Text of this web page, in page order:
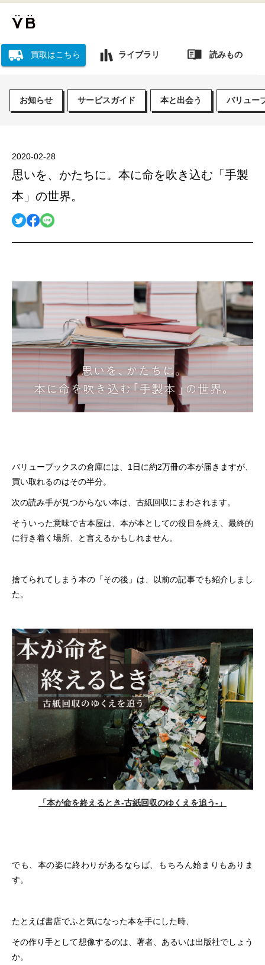
買取はこちら ライブラリ 読みもの
お知らせ サービスガイド 本と出会う バリュー
2020-02-28
思いを、かたちに。本に命を吹き込む「手製
本」の世界。
バリューブックスの倉庫には、1日に約2万冊の本が届きますが、
買い取れるのはその半分。
次の読み手が見つからない本は、古紙回収にまわされます。
そういった意味で古本屋は、本が本としての役目を終え、最終的
に行き着く場所、と言えるかもしれません。
捨てられてしまう本の「その後」は、以前の記事でも紹介しまし
た。
「本が命を終えるとき-古紙回収のゆくえを追う-」
でも、本の姿に終わりがあるならば、もちろん始まりもありま
す。
たとえば書店でふと気になった本を手にした時、
その作り手として想像するのは、著者、あるいは出版社でしょう
か。